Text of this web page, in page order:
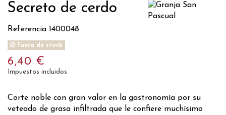
Secreto de cerdo
Referencia 1400048
Fuera de stock
6,40 €
Impuestos incluidos
Corte noble con gran valor en la gastronomía por su
veteado de grasa infiltrada que le confiere muchísimo